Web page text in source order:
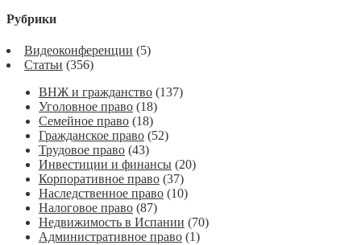
Рубрики
Видеоконференции (5)
Статьи (356)
ВНЖ и гражданство (137)
Уголовное право (18)
Семейное право (18)
Гражданское право (52)
Трудовое право (43)
Инвестиции и финансы (20)
Корпоративное право (37)
Наследственное право (10)
Налоговое право (87)
Недвижимость в Испании (70)
Административное право (1)